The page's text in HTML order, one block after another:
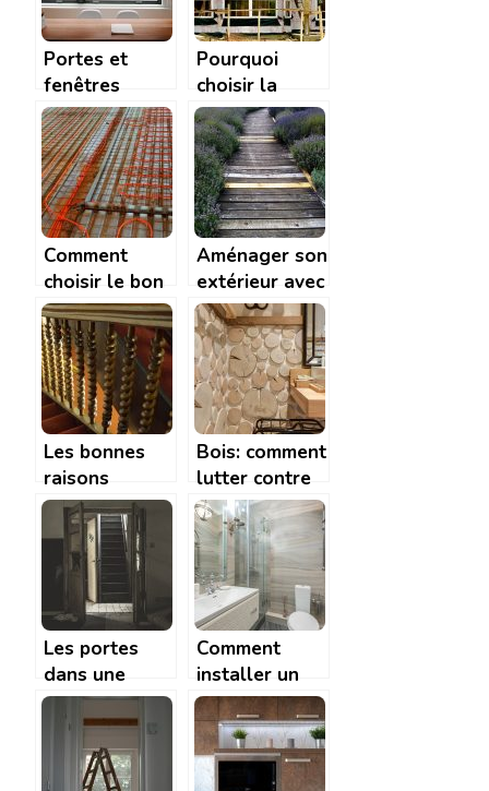
Portes et
fenêtres
mixtes en bois
et alu:
esthétique et
isolant
Pourquoi
choisir la
maison en
bois ?
Comment
choisir le bon
plancher
chauffant ?
Aménager son
extérieur avec
du bois
Les bonnes
raisons
d’installer un
escalier quart
tournant chez
Bois: comment
lutter contre
le capricorne
Les portes
dans une
maison :
Comment les
choisir ? Nos
conseils
Comment
installer un
WC? Tous les
conseils a
suivre